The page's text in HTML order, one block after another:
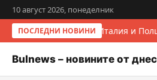
10 август 2026, понеделник
ПОСЛЕДНИ НОВИНИ Италия и
Bulnews – новините от днес